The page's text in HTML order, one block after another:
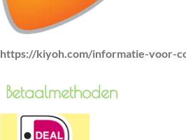
https://kiyoh.com/informatie-voor-